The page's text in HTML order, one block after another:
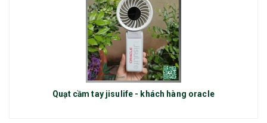
Quạt cầm tay jisulife - khách hàng oracle